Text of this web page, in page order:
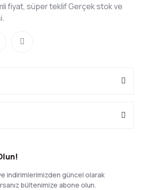
fiyat, süper teklif Gerçek stok ve
indirimlerimizden güncel olarak
bültenimize abone olun.